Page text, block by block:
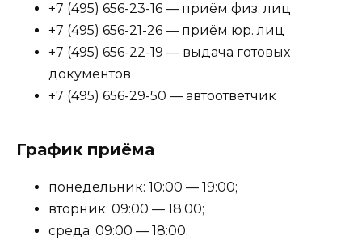
+7 (495) 656-23-16 — приём физ. лиц
+7 (495) 656-21-26 — приём юр. лиц
+7 (495) 656-22-19 — выдача готовых
документов
+7 (495) 656-29-50 — автоответчик
График приёма
понедельник: 10:00 — 19:00;
вторник: 09:00 — 18:00;
среда: 09:00 — 18:00;